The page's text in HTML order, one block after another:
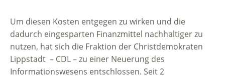
Um diesen Kosten entgegen zu wirken und die
dadurch eingesparten Finanzmittel nachhaltiger zu
nutzen, hat sich die Fraktion der Christdemokraten
Lippstadt – CDL – zu einer Neuerung des
Informationswesens entschlossen. Seit 2